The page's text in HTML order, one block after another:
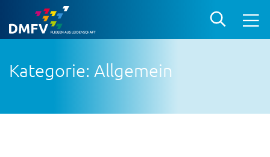
Kategorie: Allgemein